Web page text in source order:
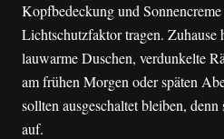
Kopfbedeckung und
Lichtschutzfaktor tragen. Zuhause
lauwarme Duschen, verdunkelte
am frühen Morgen oder späten
sollten ausgeschaltet bleiben,
auf.